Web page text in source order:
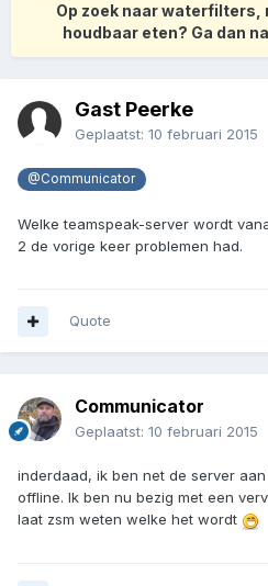
Op zoek naar waterfilters,
houdbaar eten? Ga dan
Gast Peerke
Geplaatst: 10 februari 2015
@Communicator
Welke teamspeak-server wordt
2 de vorige keer problemen had.
Quote
Communicator
Geplaatst: 10 februari 2015
inderdaad, ik ben net de server
offline. Ik ben nu bezig met een
laat zsm weten welke het wordt